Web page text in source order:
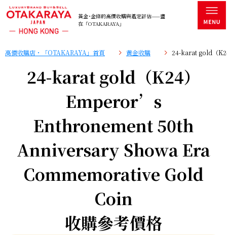
黃金･金條的高價收購與鑑定評估——盡
在「OTAKARAYA」
高價收購店・「OTAKARAYA」首頁 黄金收購 24-karat gold（
24-karat gold（K24）
Emperor’s
Enthronement 50th
Anniversary Showa Era
Commemorative Gold
Coin
收購參考價格